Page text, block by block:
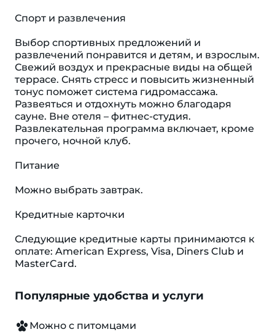
Спорт и развлечения
Выбор спортивных предложений и
развлечений понравится и детям, и взрослым.
Свежий воздух и прекрасные виды на общей
террасе. Снять стресс и повысить жизненный
тонус поможет система гидромассажа.
Развеяться и отдохнуть можно благодаря
сауне. Вне отеля – фитнес-студия.
Развлекательная программа включает, кроме
прочего, ночной клуб.
Питание
Можно выбрать завтрак.
Кредитные карточки
Следующие кредитные карты принимаются к
оплате: American Express, Visa, Diners Club и
MasterCard.
Популярные удобства и услуги
Можно с питомцами